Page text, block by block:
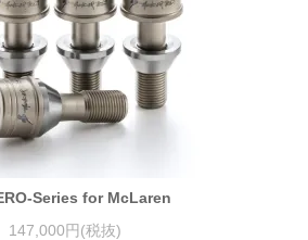
Series for McLaren
147,000円(税抜)